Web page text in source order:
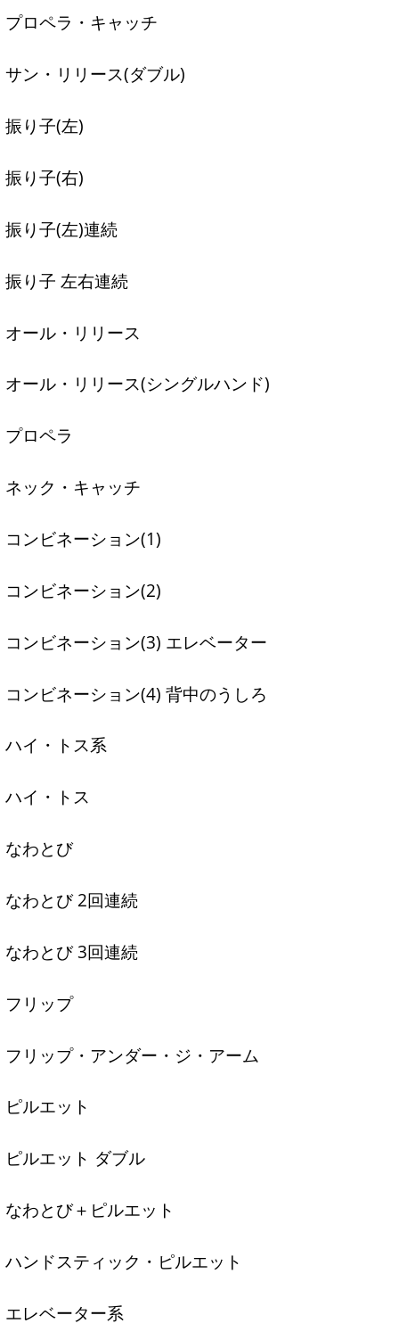
プロペラ・キャッチ
サン・リリース(ダブル)
振り子(左)
振り子(右)
振り子(左)連続
振り子 左右連続
オール・リリース
オール・リリース(シングルハンド)
プロペラ
ネック・キャッチ
コンビネーション(1)
コンビネーション(2)
コンビネーション(3) エレベーター
コンビネーション(4) 背中のうしろ
ハイ・トス系
ハイ・トス
なわとび
なわとび 2回連続
なわとび 3回連続
フリップ
フリップ・アンダー・ジ・アーム
ピルエット
ピルエット ダブル
なわとび＋ピルエット
ハンドスティック・ピルエット
エレベーター系